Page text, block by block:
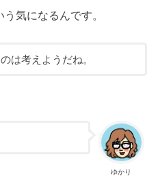
気になるんです。
は考えようだね。
ゆかり